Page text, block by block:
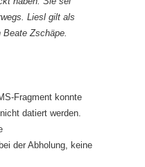
Liesl gilt als
Beate Zschäpe.
Fragment konnte
datiert werden.
der Abholung, keine